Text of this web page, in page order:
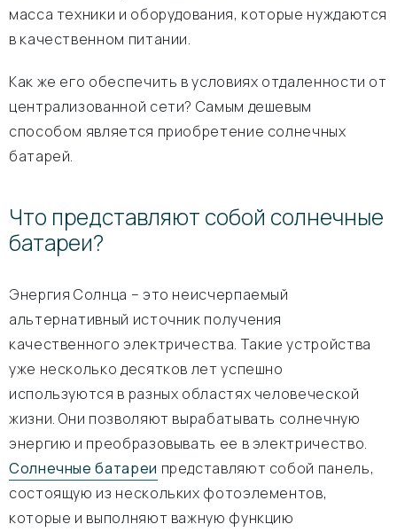
масса техники и оборудования, которые нуждаются
в качественном питании.
Как же его обеспечить в условиях отдаленности от
централизованной сети? Самым дешевым
способом является приобретение солнечных
батарей.
Что представляют собой солнечные
батареи?
Энергия Солнца – это неисчерпаемый
альтернативный источник получения
качественного электричества. Такие устройства
уже несколько десятков лет успешно
используются в разных областях человеческой
жизни. Они позволяют вырабатывать солнечную
энергию и преобразовывать ее в электричество.
Солнечные батареи представляют собой панель,
состоящую из нескольких фотоэлементов,
которые и выполняют важную функцию